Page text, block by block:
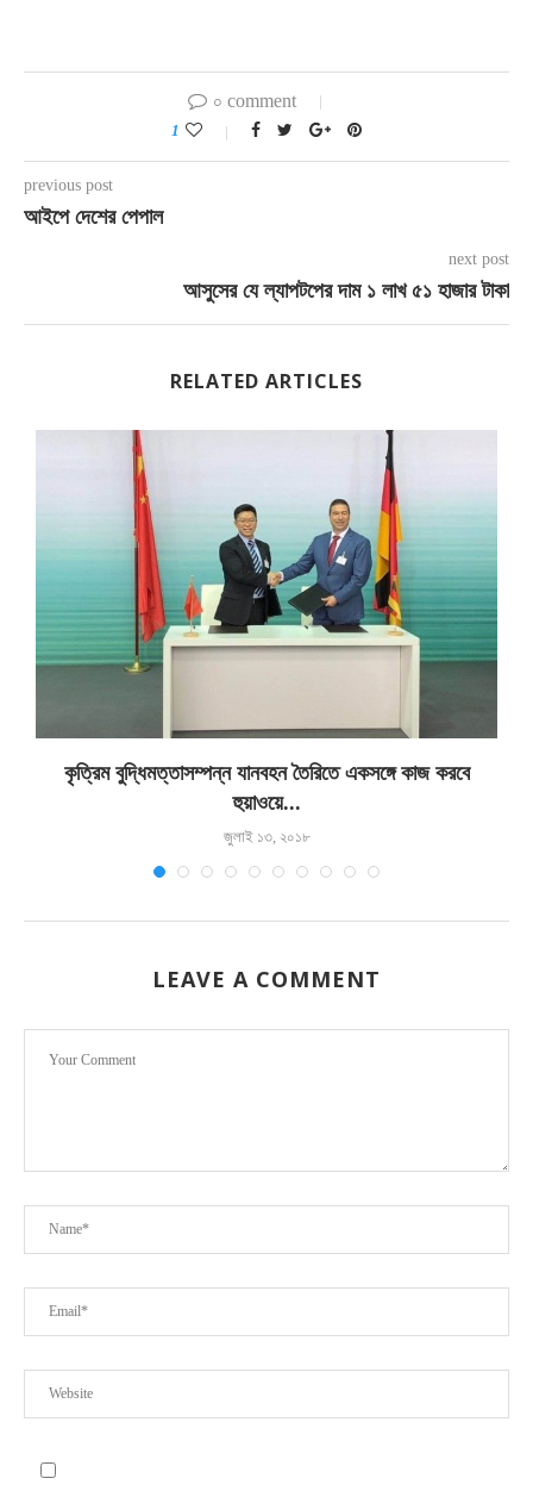
০ comment
1
previous post
আইপে দেশের পেপাল
next post
আসুসের যে ল্যাপটপের দাম ১ লাখ ৫১ হাজার টাকা
RELATED ARTICLES
কৃত্রিম বুদ্ধিমত্তাসম্পন্ন যানবহন তৈরিতে একসঙ্গে কাজ করবে
হুয়াওয়ে...
জুলাই ১৩, ২০১৮
LEAVE A COMMENT